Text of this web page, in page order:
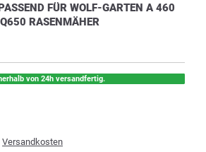
FÜR WOLF-GARTEN A 460
RASENMÄHER
von 24h versandfertig.
Versandkosten